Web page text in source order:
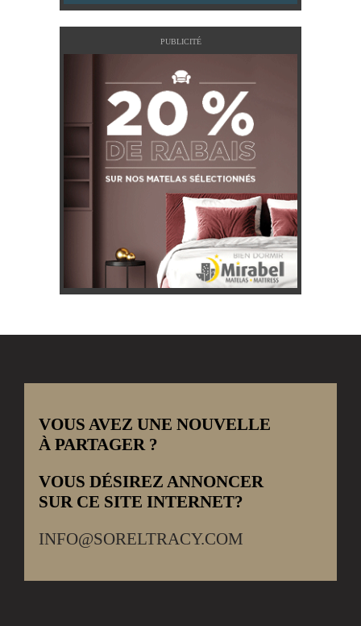
PUBLICITÉ
VOUS AVEZ UNE NOUVELLE
À PARTAGER ?
VOUS DÉSIREZ ANNONCER
SUR CE SITE INTERNET?
INFO@SORELTRACY.COM